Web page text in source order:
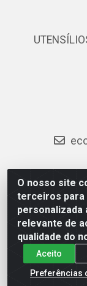
O nosso site
terceiros para
personalizada
relevante de
qualidade do
Aceito
Preferências
Atacamax
101 - SUL, KM
Guararapes - PE,